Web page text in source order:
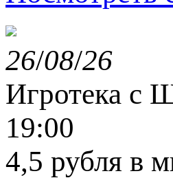
26/08/26
Игротека с
19:00
4,5 рубля в